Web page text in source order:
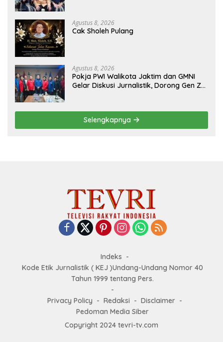
Agustus 8, 2026
Cak Sholeh Pulang
Agustus 8, 2026
Pokja PWI Walikota Jaktim dan GMNI
Gelar Diskusi Jurnalistik, Dorong Gen Z
Selengkapnya
Indeks
Kode Etik Jurnalistik ( KEJ )Undang-Undang Nomor 40
Tahun 1999 tentang Pers.
Privacy Policy Redaksi
Disclaimer
Pedoman Media Siber
Copyright 2024 tevri-tv.com